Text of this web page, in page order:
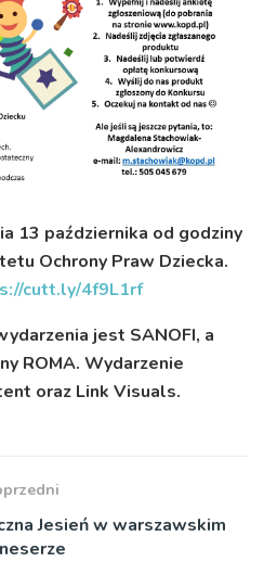
13 października od godziny
Ochrony Praw Dziecka.
cutt.ly/4f9L1rf
jest SANOFI, a
ROMA. Wydarzenie
oraz Link Visuals.
Jesień w warszawskim